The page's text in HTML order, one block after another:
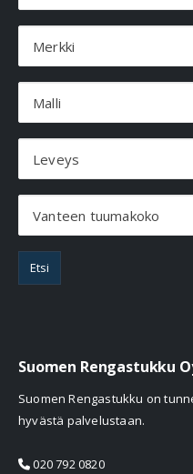
Merkki
Malli
Leveys
Vanteen tuumakoko
Etsi
Suomen Rengastukku
Suomen Rengastukku on
hyvästä palvelustaan.
020 792 0820